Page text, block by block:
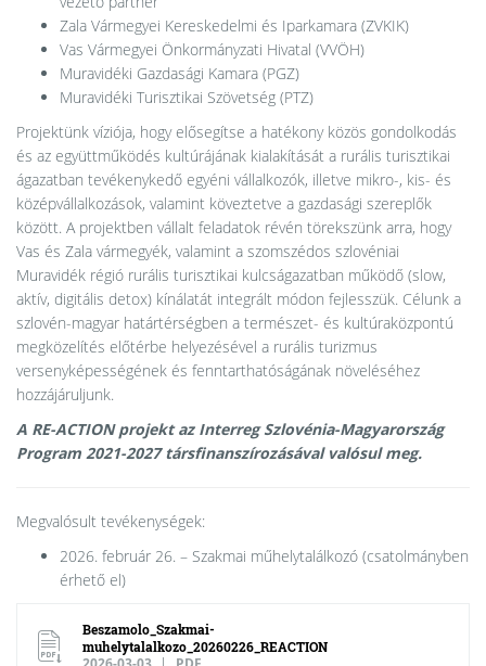
Zala Vármegyei Kereskedelmi és Iparkamara (ZVKIK)
Vas Vármegyei Önkormányzati Hivatal (VVÖH)
Muravidéki Gazdasági Kamara (PGZ)
Muravidéki Turisztikai Szövetség (PTZ)
Projektünk víziója, hogy elősegítse a hatékony közös gondolkodás
és az együttműködés kultúrájának kialakítását a rurális turisztikai
ágazatban tevékenykedő egyéni vállalkozók, illetve mikro-, kis- és
középvállalkozások, valamint köveztetve a gazdasági szereplők
között. A projektben vállalt feladatok révén törekszünk arra, hogy
Vas és Zala vármegyék, valamint a szomszédos szlovéniai
Muravidék régió rurális turisztikai kulcságazatban működő (slow,
aktív, digitális detox) kínálatát integrált módon fejlesszük. Célunk a
szlovén-magyar határtérségben a természet- és kultúraközpontú
megközelítés előtérbe helyezésével a rurális turizmus
versenyképességének és fenntarthatóságának növeléséhez
hozzájáruljunk.
A RE-ACTION projekt az Interreg Szlovénia-Magyarország
Program 2021-2027 társfinanszírozásával valósul meg.
Megvalósult tevékenységek:
2026. február 26. – Szakmai műhelytalálkozó (csatolmányben
érhető el)
Beszamolo_Szakmai-
muhelytalalkozo_20260226_REACTION